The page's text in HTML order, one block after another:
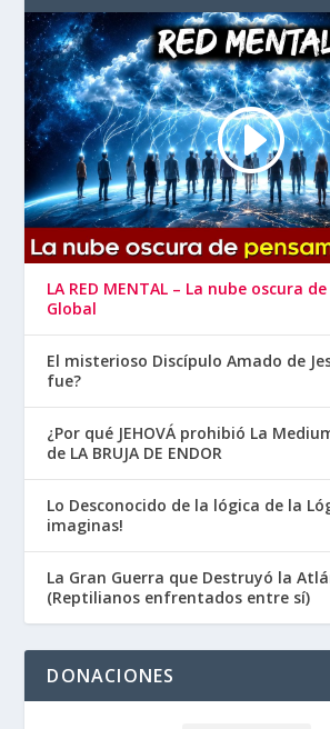
LA RED MENTAL – La nube oscura
Global
El misterioso Discípulo Amado de
fue?
¿Por qué JEHOVÁ prohibió La
de LA BRUJA DE ENDOR
Lo Desconocido de la lógica de la
imaginas!
La Gran Guerra que Destruyó la
(Reptilianos enfrentados entre sí)
DONACIONES